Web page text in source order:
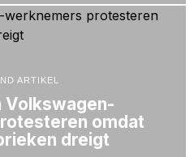
ARTIKEL
Volkswagen-
omdat
dreigt